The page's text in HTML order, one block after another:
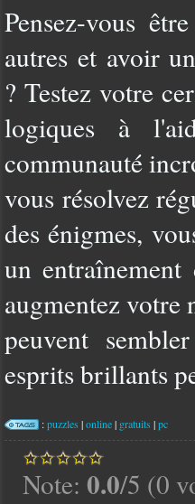
Pensez-vous
autres et avoir
? Testez votre
logiques à
communauté
vous résolvez
des énigmes,
un
augmentez votre
peuvent
esprits brillants
:puzzles |online| gratuits |pc
Note: 0.0/5 (0